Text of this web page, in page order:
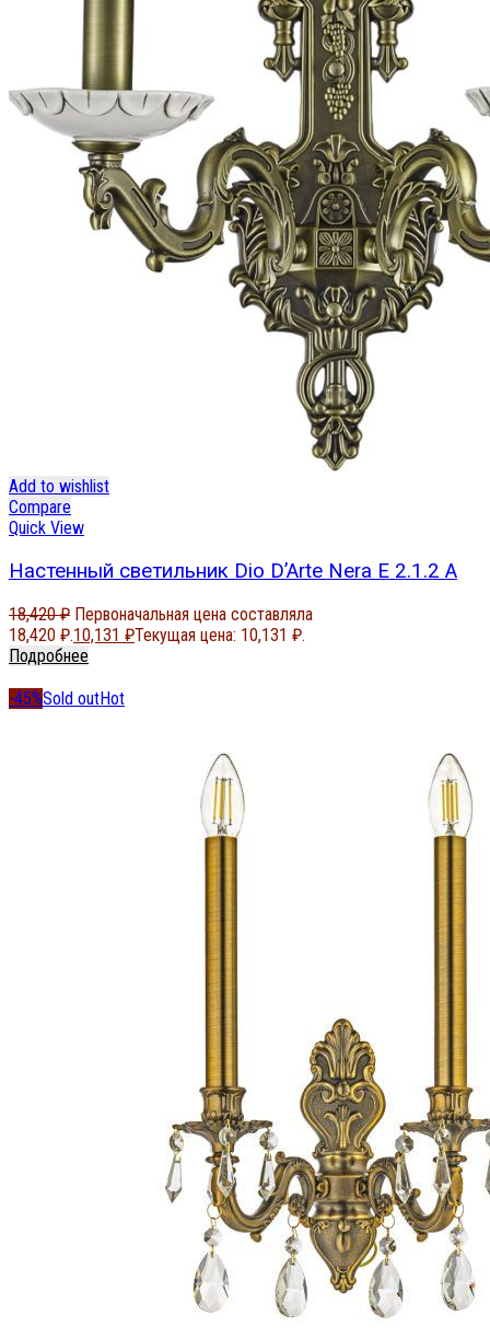
Add to wishlist
Compare
Quick View
Настенный светильник Dio D’Arte Nera E 2.1.2 A
18,420₽ Первоначальная цена составляла
18,420 ₽.10,131 ₽Текущая цена: 10,131 ₽.
Подробнее
-45%Sold outHot